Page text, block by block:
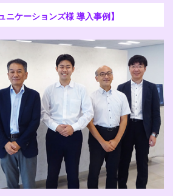
ニケーションズ様 導入事例】